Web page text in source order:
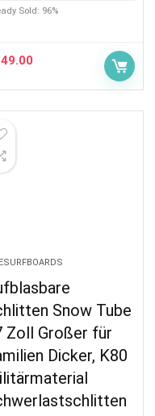
Sold: 96%
Snow Tube
Zoll Großer für
Dicker, K80